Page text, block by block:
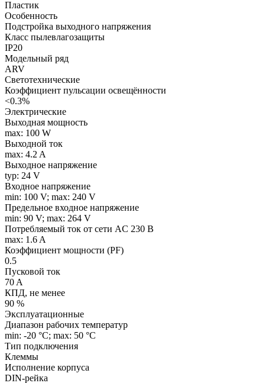
Пластик
Особенность
Подстройка выходного напряжения
Класс пылевлагозащиты
IP20
Модельный ряд
ARV
Светотехнические
Коэффициент пульсации освещённости
<0.3%
Электрические
Выходная мощность
max: 100 W
Выходной ток
max: 4.2 A
Выходное напряжение
typ: 24 V
Входное напряжение
min: 100 V; max: 240 V
Предельное входное напряжение
min: 90 V; max: 264 V
Потребляемый ток от сети AC 230 В
max: 1.6 A
Коэффициент мощности (PF)
0.5
Пусковой ток
70 A
КПД, не менее
90 %
Эксплуатационные
Диапазон рабочих температур
min: -20 °C; max: 50 °C
Тип подключения
Клеммы
Исполнение корпуса
DIN-рейка